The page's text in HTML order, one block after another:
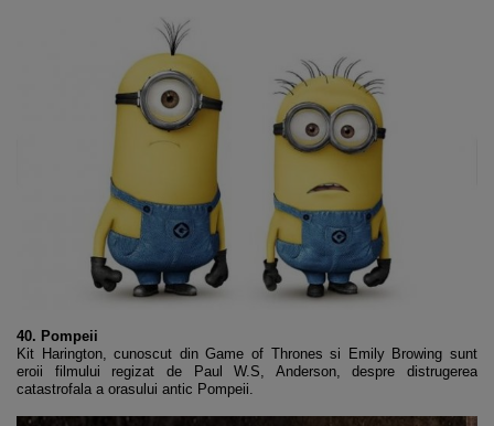
40. Pompeii
Kit Harington, cunoscut din Game of Thrones si Emily Browing sunt
eroii filmului regizat de Paul W.S, Anderson, despre distrugerea
catastrofala a orasului antic Pompeii.